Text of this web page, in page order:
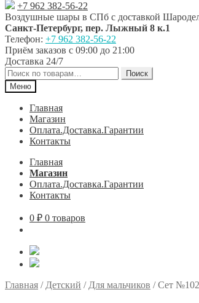
+7 962 382-56-22
Воздушные шары в СПб с доставкой
Санкт-Петербург, пер. Лыжный 8 к.1
Телефон: +7 962 382-56-22
Приём заказов с 09:00 до 21:00
Доставка 24/7
Искать:
Поиск
Меню
Главная
Магазин
Оплата.Доставка.Гарантии
Контакты
Главная
Магазин
Оплата.Доставка.Гарантии
Контакты
0 ₽ 0 товаров
Главная /Детский /Для мальчиков /Сет